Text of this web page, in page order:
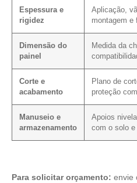
Espessura e
rigidez
Aplicação,
montagem e
Dimensão do
painel
Medida da
Corte e
acabamento
Plano de
proteção
Manuseio e
armazenamento
Apoios
com o solo
Para solicitar orçamento: envie